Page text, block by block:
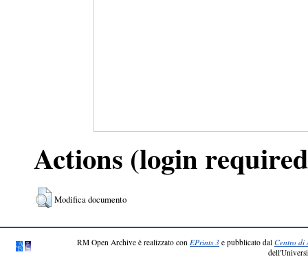
Actions (login
Modifica documento
RM Open Archive è realizzato con EPrints 3 e pubblicato dal Centro di